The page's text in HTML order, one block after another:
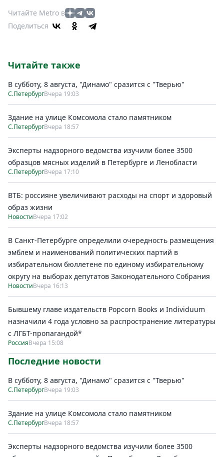
Читайте Metro в
Поделиться
Читайте также
В субботу, 8 августа, "Динамо" сразится с "Тверью"
С.ПетербургВчера 19:03
Здание на улице Комсомола стало памятником
С.ПетербургВчера 18:57
Эксперты надзорного ведомства изучили более 3500
образцов мясных изделий в Петербурге и Ленобласти
С.ПетербургВчера 17:10
ВТБ: россияне увеличивают расходы на спорт и здоровый
образ жизни
НовостиВчера 17:02
В Санкт-Петербурге определили очередность размещения
эмблем и наименований политических партий в
избирательном бюллетене по единому избирательному
округу на выборах депутатов Законодательного Собрания
НовостиВчера 16:13
Бывшему главе издательств Popcorn Books и Individuum
назначили 4 года условно за распространение литературы
с ЛГБТ-пропагандой*
РоссияВчера 15:08
Последние новости
В субботу, 8 августа, "Динамо" сразится с "Тверью"
С.ПетербургВчера 19:03
Здание на улице Комсомола стало памятником
С.ПетербургВчера 18:57
Эксперты надзорного ведомства изучили более 3500